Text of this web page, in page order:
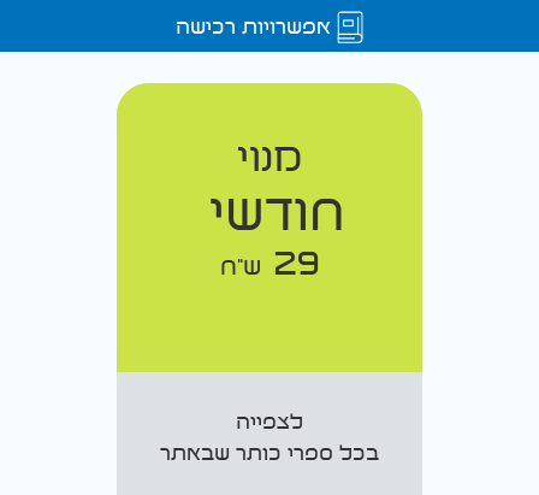
אפשרויות רכישה
מנוי
חודשי
29 ש"ח
לצפייה
בכל ספרי כותר שבאתר